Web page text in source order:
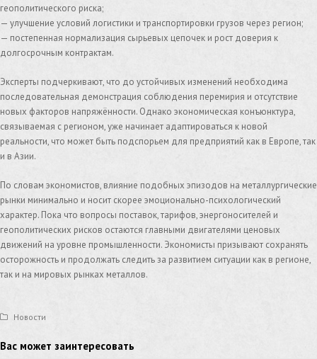
геополитического риска;
— улучшение условий логистики и транспортировки грузов через регион;
— постепенная нормализация сырьевых цепочек и рост доверия к
долгосрочным контрактам.
Эксперты подчеркивают, что до устойчивых изменений необходима
последовательная демонстрация соблюдения перемирия и отсутствие
новых факторов напряжённости. Однако экономическая конъюнктура,
связываемая с регионом, уже начинает адаптироваться к новой
реальности, что может быть подспорьем для предприятий как в Европе, так
и в Азии.
По словам экономистов, влияние подобных эпизодов на металлургические
рынки минимально и носит скорее эмоционально-психологический
характер. Пока что вопросы поставок, тарифов, энергоносителей и
геополитических рисков остаются главными двигателями ценовых
движений на уровне промышленности. Экономисты призывают сохранять
осторожность и продолжать следить за развитием ситуации как в регионе,
так и на мировых рынках металлов.
Новости
Вас может заинтересовать